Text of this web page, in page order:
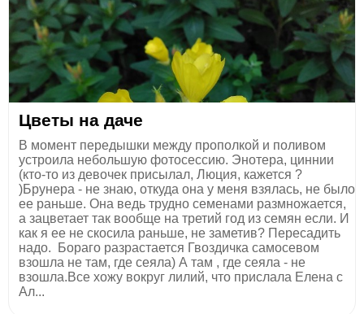
Цветы на даче
В момент передышки между прополкой и поливом
устроила небольшую фотосессию. Энотера, циннии
(кто-то из девочек присылал, Люция, кажется ?
)Брунера - не знаю, откуда она у меня взялась, не было
ее раньше. Она ведь трудно семенами размножается,
а зацветает так вообще на третий год из семян если. И
как я ее не скосила раньше, не заметив? Пересадить
надо. Бораго разрастается Гвоздичка самосевом
взошла не там, где сеяла) А там , где сеяла - не
взошла.Все хожу вокруг лилий, что прислала Елена с
Ал...